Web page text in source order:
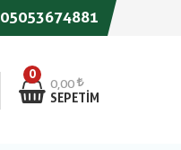
05053674881
0
0,00
SEPETIM